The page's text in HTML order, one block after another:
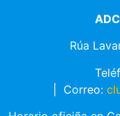
Rúa
Correo: